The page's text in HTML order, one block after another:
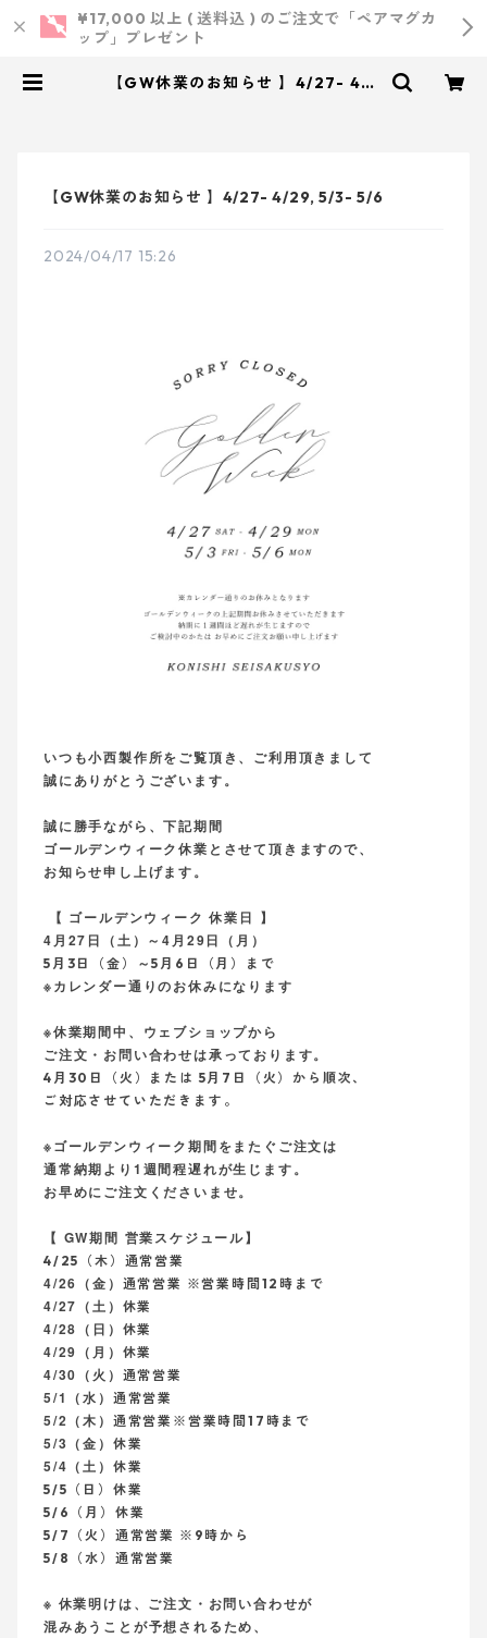
¥17,000 以上 ( 送料込 ) のご注文で「ペアマグカ
ップ」プレゼント
【GW休業のお知らせ 】4/27- 4/2
【GW休業のお知らせ 】4/27- 4/29, 5/3- 5/6
2024/04/17 15:26
いつも小西製作所をご覧頂き、ご利用頂きまして
誠にありがとうございます。
誠に勝手ながら、下記期間
ゴールデンウィーク休業とさせて頂きますので、
お知らせ申し上げます。
【 ゴールデンウィーク 休業日 】
4月27日（土）～4月29日（月）
5 月3日（金 ）～5月6日（月）まで
※カレンダー通りのお休みになります
※休業期間中、ウェブショップから
ご注文・お問い合わせは承っております。
4月30日（火）または 5月7日（火） から順次、
ご対応させていただきます。
※ゴールデンウィーク期間をまたぐご注文は
通常納期より1週間程遅れが生じます。
お早めにご注文くださいませ。
【 GW期間 営業スケジュール】
4/25（木） 通常営業
4/26（金） 通常営業 ※営業時間12時まで
4/27（土） 休業
4/28（日） 休業
4/29（月） 休業
4/30（火） 通常営業
5/1（水） 通常営業
5/2（木） 通常営業 ※営業時間17時まで
5/3（金） 休業
5/4（土） 休業
5/5（日） 休業
5/6（月） 休業
5/7（火） 通常営業 ※9時から
5/8（水） 通常営業
※ 休業明けは、ご注文・お問い合わせが
混みあうことが予想されるため、